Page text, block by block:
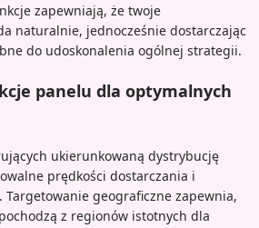
zapewniają, że twoje
naturalnie, jednocześnie dostarczając
do udoskonalenia ogólnej strategii.
panelu dla optymalnych
ukierunkowaną dystrybucję
prędkości dostarczania i
geograficzne zapewnia,
z regionów istotnych dla